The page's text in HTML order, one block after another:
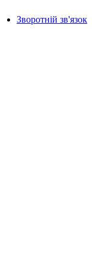
Зворотній зв'язок